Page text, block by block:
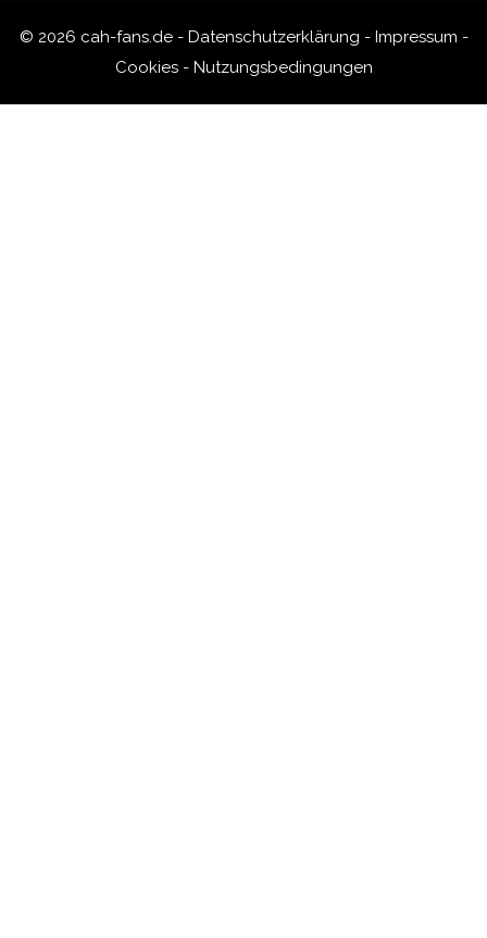
© 2026 cah-fans.de - Datenschutzerklärung - Impressum -
Cookies- Nutzungsbedingungen